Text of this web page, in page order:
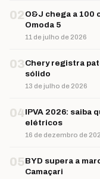
02 O&J chega a 100
Omoda 5
11 de julho de 2026
03Chery registra
sólido
13 de julho de 2026
04IPVA 2026: saiba
elétricos
16 de dezembro de
05BYD supera a
Camaçari